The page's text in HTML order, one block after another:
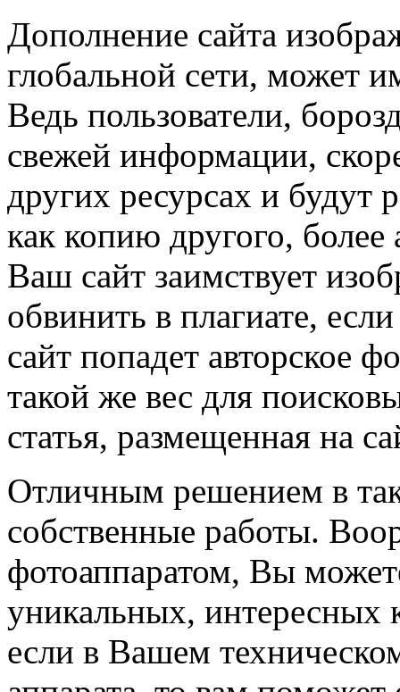
Дополнение сайта
глобальной сети, может
Ведь пользователи,
свежей информации,
других ресурсах и будут
как копию другого, более
Ваш сайт заимствует
обвинить в плагиате,
сайт попадет авторское
такой же вес для
статья, размещенная на
Отличным решением в
собственные работы.
фотоаппаратом, Вы
уникальных, интересных
если в Вашем